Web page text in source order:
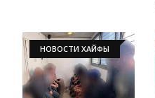
НОВОСТИ ХАЙФЫ